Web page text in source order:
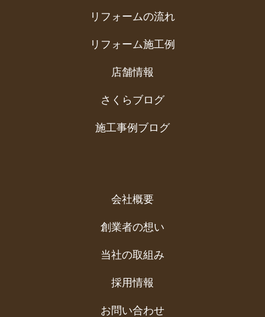
リフォームの流れ
リフォーム施工例
店舗情報
さくらブログ
施工事例ブログ
会社概要
創業者の想い
当社の取組み
採用情報
お問い合わせ